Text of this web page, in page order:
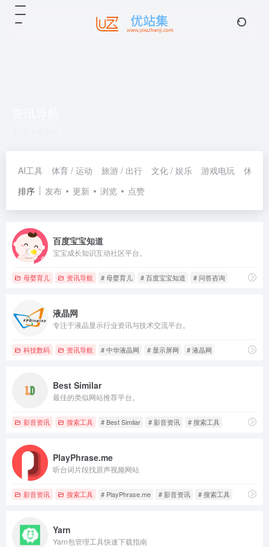
AI工具 体育 / 运动 旅游 / 出行 文化 / 娱乐 游戏电玩
休闲 /
排序
发布 更新 浏览 点赞
百度宝宝知道
宝宝成长知识互动社区平台。
母婴育儿 资讯导航 # 母婴育儿 # 百度宝宝知道 # 问答咨询
液晶网
专注于液晶显示行业资讯与技术交流平台。
科技数码 资讯导航 # 中华液晶网 # 显示屏网 # 液晶网
Best Similar
最佳的类似网站推荐平台。
影音资讯 搜索工具 # Best Similar # 影音资讯 # 搜索工具
PlayPhrase.me
听台词片段找原声视频网站
影音资讯 搜索工具 # PlayPhrase.me # 影音资讯 # 搜索工具
Yarn
Yarn包管理工具快速下载指南